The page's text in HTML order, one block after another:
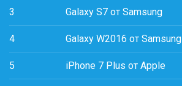
3 Galaxy S7 от Samsung
4 Galaxy W2016 от Samsung
5 iPhone 7 Plus от Apple